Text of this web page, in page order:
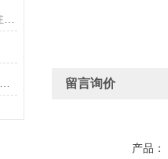
留言询价
产品：